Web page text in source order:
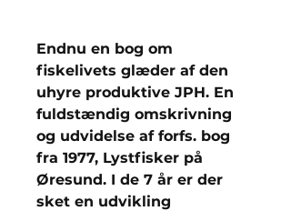
Endnu en bog om
fiskelivets glæder af den
uhyre produktive JPH. En
fuldstændig omskrivning
og udvidelse af forfs. bog
fra 1977, Lystfisker på
Øresund. I de 7 år er der
sket en udvikling